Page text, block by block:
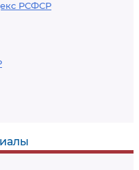
РСФСР